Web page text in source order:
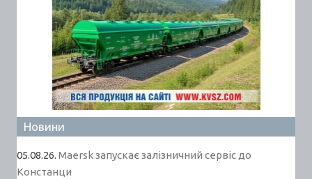
Новини
05.08.26. Maersk запускає залізничний сервіс до
Констанци